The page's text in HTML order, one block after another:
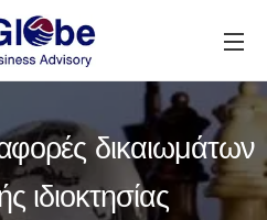
δικαιωμάτων
ιδιοκτησίας